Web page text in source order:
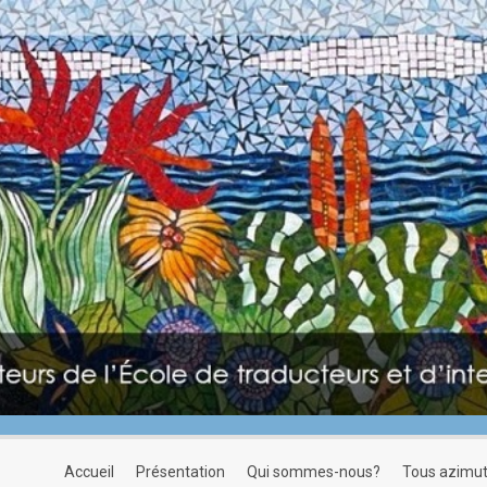
accueil présentation qui sommes-nous? tous